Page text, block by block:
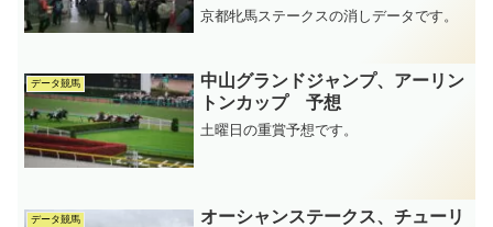
京都牝馬ステークスの消しデータです。
データ競馬
中山グランドジャンプ、アーリン
トンカップ 予想
土曜日の重賞予想です。
データ競馬
オーシャンステークス、チューリ